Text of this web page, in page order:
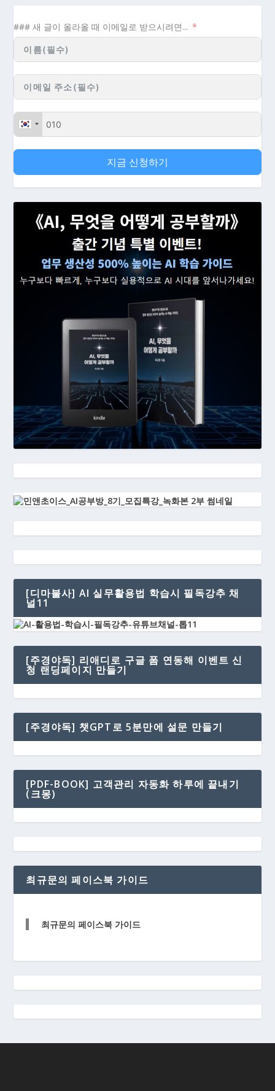
### 새 글이 올라올 때 이메일로 받으시려면...
지금 신청하기
[디마불사] AI 실무활용법 학습시 필독강추 채
널11
[주경야독] 리애디로 구글 폼 연동해 이벤트 신
청 랜딩페이지 만들기
[주경야독] 챗GPT로 5분만에 설문 만들기
[PDF-BOOK] 고객관리 자동화 하루에 끝내기
(크몽)
최규문의 페이스북 가이드
최규문의 페이스북 가이드